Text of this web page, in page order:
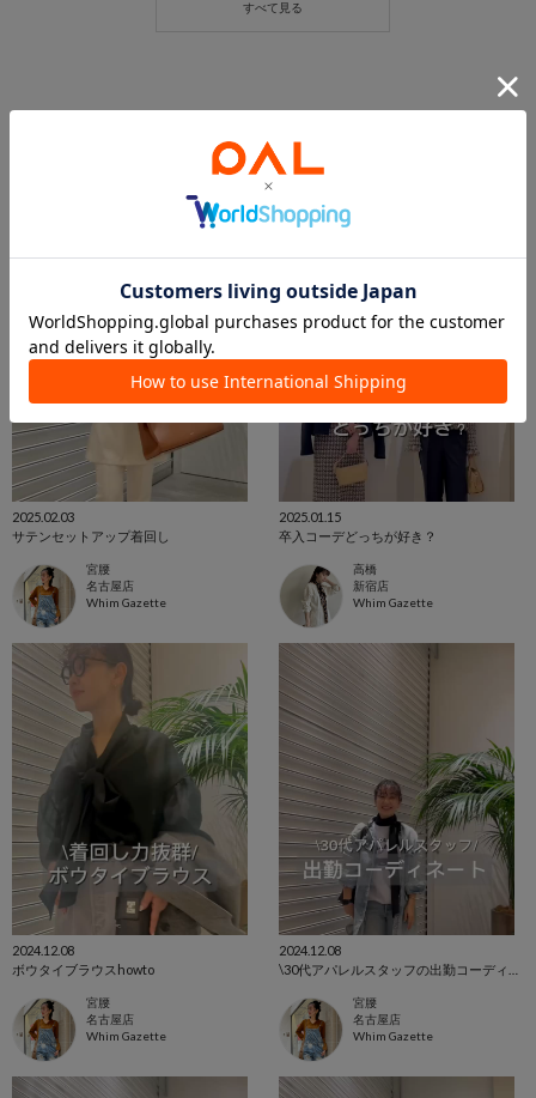
この商品を紹介したパルクロPLAY
2025.02.03
サテンセットアップ着回し
宮腰
名古屋店
Whim Gazette
2025.01.15
卒入コーデどっちが好き？
高橋
新宿店
Whim Gazette
2024.12.08
ボウタイブラウスhowto
宮腰
名古屋店
Whim Gazette
2024.12.08
宮腰
名古屋店
Whim Gazette